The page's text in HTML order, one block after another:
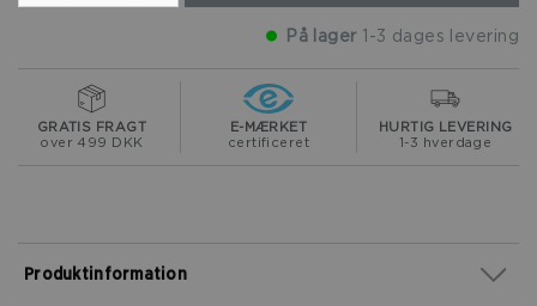
På lager 1-3 dages levering
GRATIS FRAGT
over 499 DKK
E-MÆRKET
certificeret
HURTIG LEVERING
1-3 hverdage
Produktinformation